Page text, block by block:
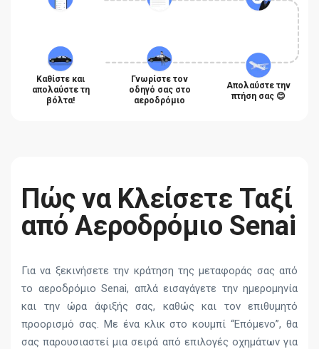
Καθίστε και
απολαύστε τη
βόλτα!
Γνωρίστε τον
οδηγό σας στο
αεροδρόμιο
Απολαύστε την
πτήση σας 😊
Πώς να Κλείσετε Ταξί
από Αεροδρόμιο Senai
Για να ξεκινήσετε την κράτηση της μεταφοράς σας από
το αεροδρόμιο Senai, απλά εισαγάγετε την ημερομηνία
και την ώρα άφιξής σας, καθώς και τον επιθυμητό
προορισμό σας. Με ένα κλικ στο κουμπί “Επόμενο”, θα
σας παρουσιαστεί μια σειρά από επιλογές οχημάτων για